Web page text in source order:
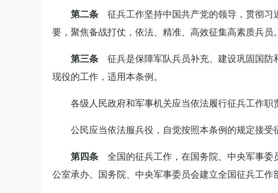
第二条 征兵工作坚持中国共产党的领导，贯彻
要，聚焦备战打仗，依法、精准、高效征集高素质兵员。
第三条 征兵是保障军队兵员补充、建设巩固国防
现役的工作，适用本条例。
各级人民政府和军事机关应当依法履行征兵工作职
公民应当依法服兵役，自觉按照本条例的规定接受
第四条 全国的征兵工作，在国务院、中央军事
公室承办。国务院、中央军事委员会建立全国征兵工作